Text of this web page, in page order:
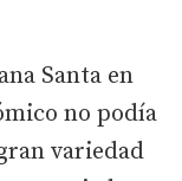
Santa en
no podía
variedad